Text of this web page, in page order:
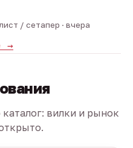
/ сетапер · вчера
→
вилки и рынок